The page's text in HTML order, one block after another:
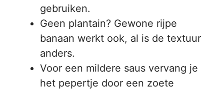
gebruiken.
Geen plantain? Gewone rijpe
banaan werkt ook, al is de textuur
anders.
Voor een mildere saus vervang je
het pepertje door een zoete